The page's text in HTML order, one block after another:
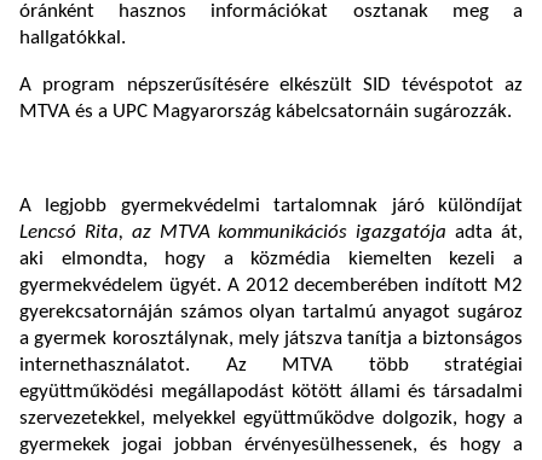
óránként hasznos információkat osztanak meg a
hallgatókkal.
A program népszerűsítésére elkészült SID tévéspotot az
MTVA és a UPC Magyarország kábelcsatornáin sugározzák.
A legjobb gyermekvédelmi tartalomnak járó különdíjat
Lencsó Rita, az MTVA kommunikációs igazgatója adta át,
aki elmondta, hogy a közmédia kiemelten kezeli a
gyermekvédelem ügyét. A 2012 decemberében indított M2
gyerekcsatornáján számos olyan tartalmú anyagot sugároz
a gyermek korosztálynak, mely játszva tanítja a biztonságos
internethasználatot. Az MTVA több stratégiai
együttműködési megállapodást kötött állami és társadalmi
szervezetekkel, melyekkel együttműködve dolgozik, hogy a
gyermekek jogai jobban érvényesülhessenek, és hogy a